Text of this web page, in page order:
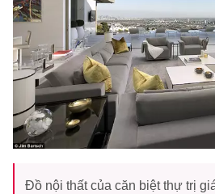
Đồ nội thất của căn biệt thự trị